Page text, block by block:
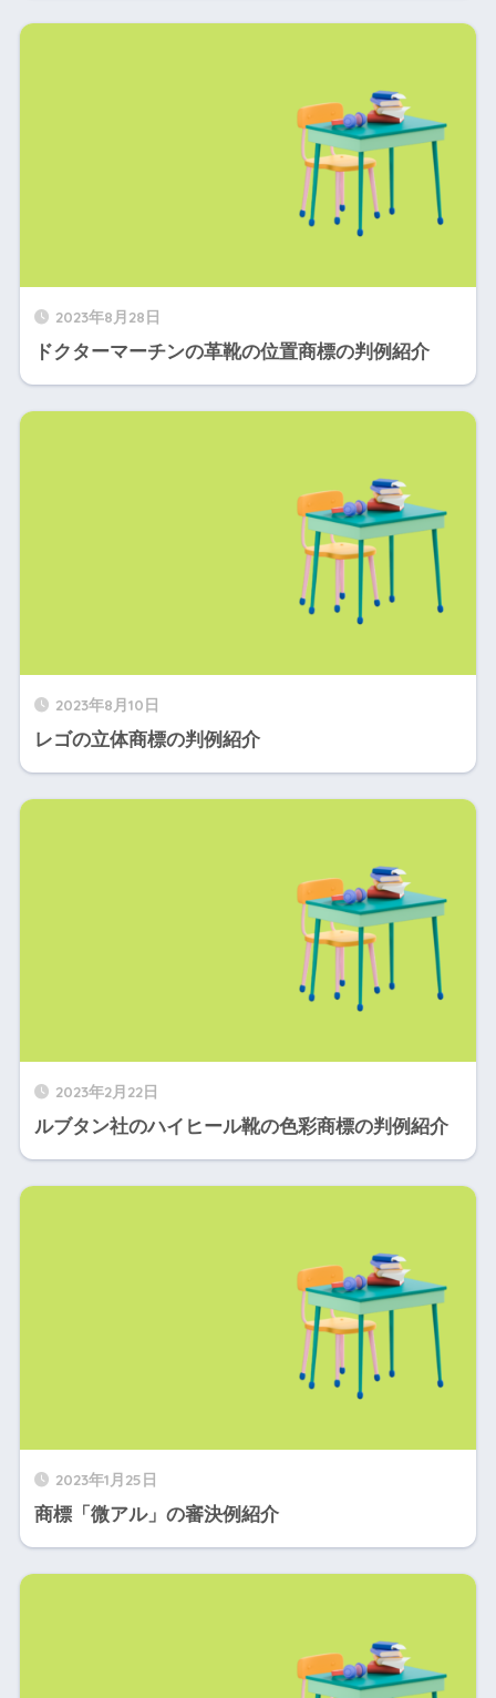
2023年8月28日
ドクターマーチンの革靴の位置商標の判例紹介
2023年8月10日
レゴの立体商標の判例紹介
2023年2月22日
ルブタン社のハイヒール靴の色彩商標の判例紹介
2023年1月25日
商標「微アル」の審決例紹介